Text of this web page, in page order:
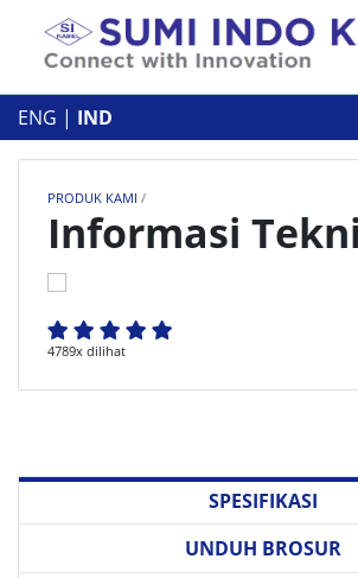
Skip to content
ENG | IND
PRODUK KAMI /
Informasi
4789x dilihat
SPESIFIKASI
UNDUH BROSUR
TENTANG KAMI